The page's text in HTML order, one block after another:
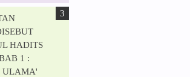
HADITS
1 :
ULAMA'